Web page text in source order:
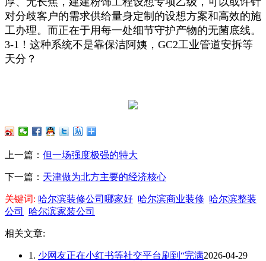
对分歧客户的需求供给量身定制的设想方案和高效的施
工办理。而正在于用每一处细节守护产物的无菌底线。
3-1！这种系统不是靠保洁阿姨，GC2工业管道安拆等
天分？
上一篇： 但一场强度极强的特大
下一篇： 天津做为北方主要的经济核心
关键词: 哈尔滨装修公司哪家好 哈尔滨商业装修 哈尔滨整装
公司
哈尔滨家装公司
相关文章:
1. 少网友正在小红书等社交平台刷到“完满2026-04-29